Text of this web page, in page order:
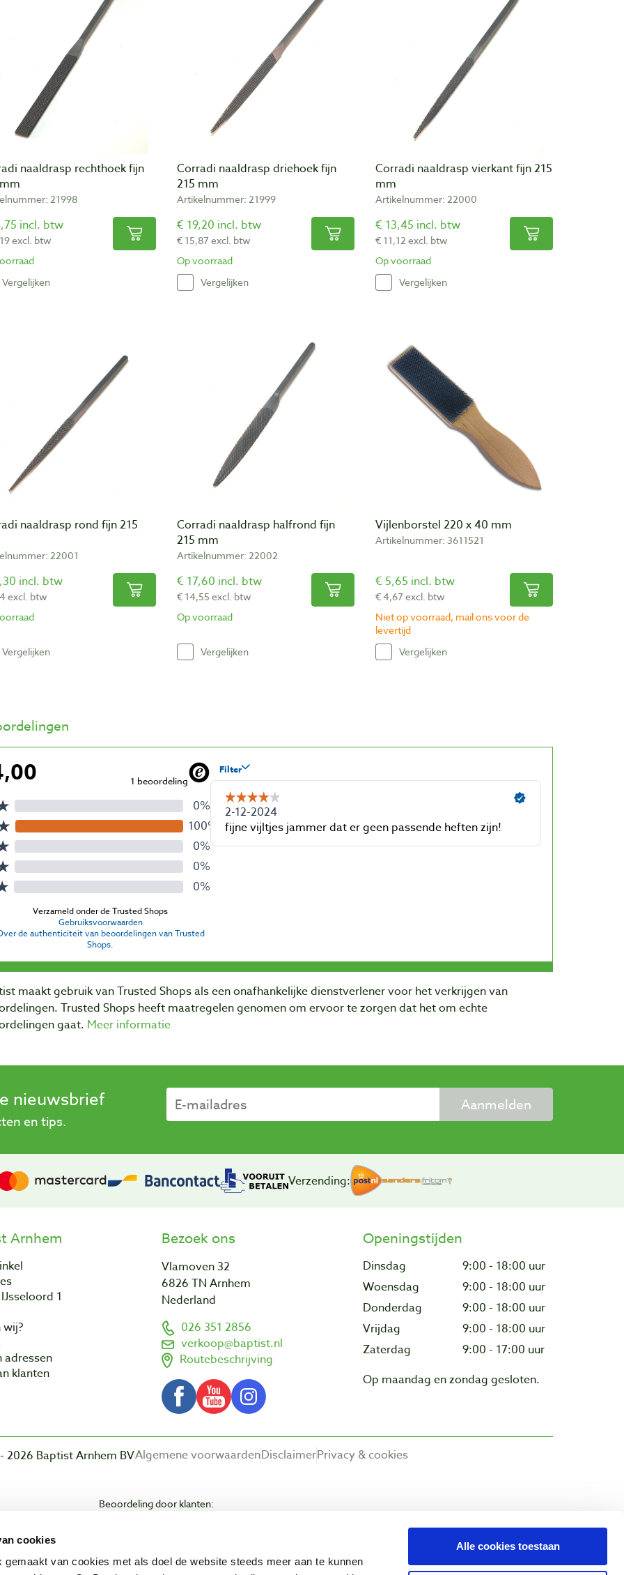
cookies
gemaakt van cookies met als doel de website steeds meer aan te kunnen
Alle cookies toestaan
naaldrasp rechthoek fijn
21998
incl. btw
excl. btw
Vergelijken
Corradi naaldrasp driehoek fijn
215 mm
Artikelnummer: 21999
€ 19,20 incl. btw
€ 15,87 excl. btw
Op voorraad
Vergelijken
Corradi naaldrasp vierkant fijn 215
mm
Artikelnummer: 22000
€ 13,45 incl. btw
€ 11,12 excl. btw
Op voorraad
Vergelijken
naaldrasp rond fijn 215
22001
incl. btw
excl. btw
Vergelijken
Corradi naaldrasp halfrond fijn
215 mm
Artikelnummer: 22002
€ 17,60 incl. btw
€ 14,55 excl. btw
Op voorraad
Vergelijken
Vijlenborstel 220 x 40 mm
Artikelnummer: 3611521
€ 5,65 incl. btw
€ 4,67 excl. btw
Niet op voorraad, mail ons voor de
levertijd
Vergelijken
maakt gebruik van Trusted Shops als een onafhankelijke dienstverlener voor het verkrijgen van
Trusted Shops heeft maatregelen genomen om ervoor te zorgen dat het om echte
gaat. Meer informatie
nieuwsbrief
en tips.
Aanmelden
Verzending:
Arnhem
1
wij?
adressen
klanten
Bezoek ons
Vlamoven 32
6826 TN Arnhem
Nederland
026 351 2856
verkoop@baptist.nl
Routebeschrijving
Openingstijden
Dinsdag
9:00 - 18:00 uur
Woensdag
9:00 - 18:00 uur
Donderdag
9:00 - 18:00 uur
Vrijdag
9:00 - 18:00 uur
Zaterdag
9:00 - 17:00 uur
Op maandag en zondag gesloten.
Algemene voorwaardenDisclaimerPrivacy & cookies
Baptist Arnhem BV
Beoordeling door klanten: